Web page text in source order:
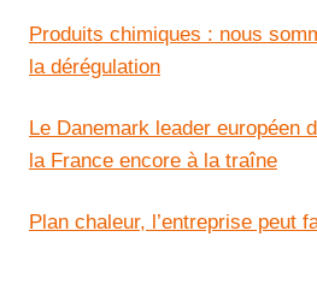
Produits chimiques : nous
la dérégulation
Le Danemark leader européen
la France encore à la traîne
Plan chaleur, l’entreprise peut